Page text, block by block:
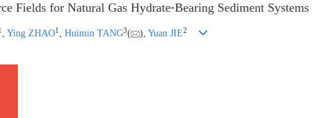
Fields for Natural Gas Hydrate⁃Bearing Sediment Systems
Ying ZHAO1 Huimin TANG3( ), Yuan JIE2